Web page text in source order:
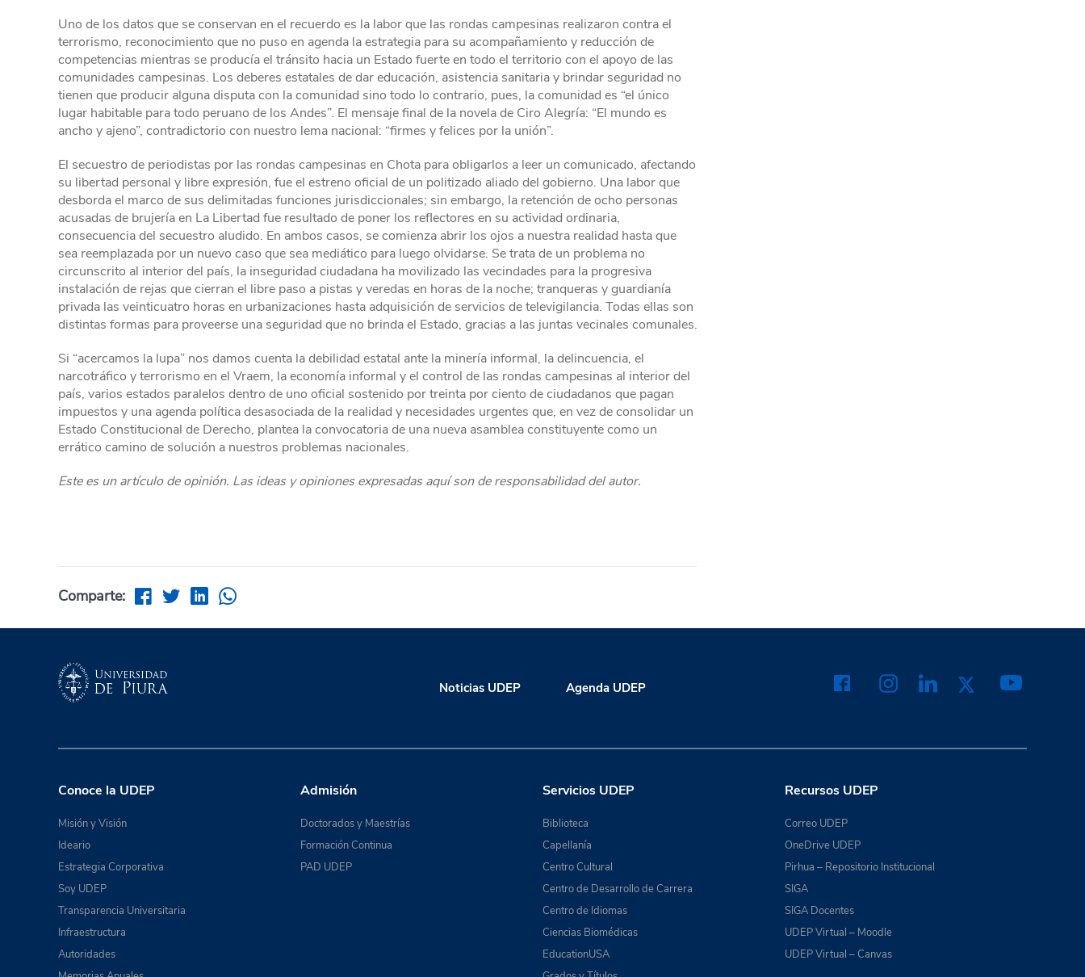
Uno de los datos que se conservan en el recuerdo es la labor que las rondas campesinas realizaron contra el
terrorismo, reconocimiento que no puso en agenda la estrategia para su acompañamiento y reducción de
competencias mientras se producía el tránsito hacia un Estado fuerte en todo el territorio con el apoyo de las
comunidades campesinas. Los deberes estatales de dar educación, asistencia sanitaria y brindar seguridad no
tienen que producir alguna disputa con la comunidad sino todo lo contrario, pues, la comunidad es “el único
lugar habitable para todo peruano de los Andes”. El mensaje final de la novela de Ciro Alegría: “El mundo es
ancho y ajeno”, contradictorio con nuestro lema nacional: “firmes y felices por la unión”.
El secuestro de periodistas por las rondas campesinas en Chota para obligarlos a leer un comunicado, afectando
su libertad personal y libre expresión, fue el estreno oficial de un politizado aliado del gobierno. Una labor que
desborda el marco de sus delimitadas funciones jurisdiccionales; sin embargo, la retención de ocho personas
acusadas de brujería en La Libertad fue resultado de poner los reflectores en su actividad ordinaria,
consecuencia del secuestro aludido. En ambos casos, se comienza abrir los ojos a nuestra realidad hasta que
sea reemplazada por un nuevo caso que sea mediático para luego olvidarse. Se trata de un problema no
circunscrito al interior del país, la inseguridad ciudadana ha movilizado las vecindades para la progresiva
instalación de rejas que cierran el libre paso a pistas y veredas en horas de la noche; tranqueras y guardianía
privada las veinticuatro horas en urbanizaciones hasta adquisición de servicios de televigilancia. Todas ellas son
distintas formas para proveerse una seguridad que no brinda el Estado, gracias a las juntas vecinales comunales.
Si “acercamos la lupa” nos damos cuenta la debilidad estatal ante la minería informal, la delincuencia, el
narcotráfico y terrorismo en el Vraem, la economía informal y el control de las rondas campesinas al interior del
país, varios estados paralelos dentro de uno oficial sostenido por treinta por ciento de ciudadanos que pagan
impuestos y una agenda política desasociada de la realidad y necesidades urgentes que, en vez de consolidar un
Estado Constitucional de Derecho, plantea la convocatoria de una nueva asamblea constituyente como un
errático camino de solución a nuestros problemas nacionales.
Este es un artículo de opinión. Las ideas y opiniones expresadas aquí son de responsabilidad del autor.
Comparte:
Noticias UDEP Agenda UDEP
Conoce la UDEP
Misión y Visión
Ideario
Estrategia Corporativa
Soy UDEP
Transparencia Universitaria
Infraestructura
Autoridades
Admisión
Doctorados y Maestrías
Formación Continua
PAD UDEP
Servicios UDEP
Biblioteca
Capellanía
Centro Cultural
Centro de Desarrollo de Carrera
Centro de Idiomas
Ciencias Biomédicas
EducationUSA
Recursos UDEP
Correo UDEP
OneDrive UDEP
Pirhua – Repositorio Institucional
SIGA
SIGA Docentes
UDEP Virtual – Moodle
UDEP Virtual – Canvas